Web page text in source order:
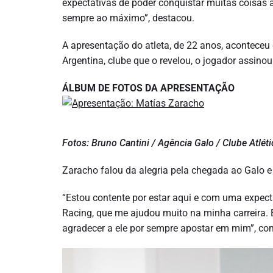
expectativas de poder conquistar muitas coisas
sempre ao máximo”, destacou.
A apresentação do atleta, de 22 anos,
Argentina, clube que o revelou, o jogador
ÁLBUM DE FOTOS DA APRESENTAÇÃO
Fotos: Bruno Cantini / Agência Galo / Clube
Zaracho falou da alegria pela chegada ao Galo
“Estou contente por estar aqui e com uma
Racing, que me ajudou muito na minha
agradecer a ele por sempre apostar em mim”,